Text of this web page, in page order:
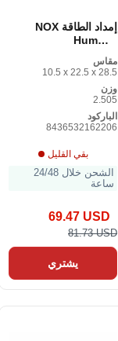
إمداد الطاقة NOX
Hummer
650W 80 Plus
650 W
مقاس
10.5 x 22.5 x 28.5
وزن
2.505
الباركود
8436532162206
بقي القليل
الشحن خلال 24/48
ساعة
69.47 USD
81.73 USD
يشتري